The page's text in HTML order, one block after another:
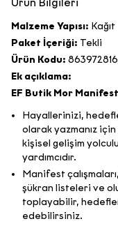
Malzeme Yapısı: Kağıt
Paket İçeriği: Tekli
Ürün Kodu:
Ek açıklama:
EF Butik Mor
Hayallerinizi,
olarak yazmanız
kişisel gelişim
yardımcıdır.
Manifest
şükran listeleri ve
toplayabilir,
edebilirsiniz.